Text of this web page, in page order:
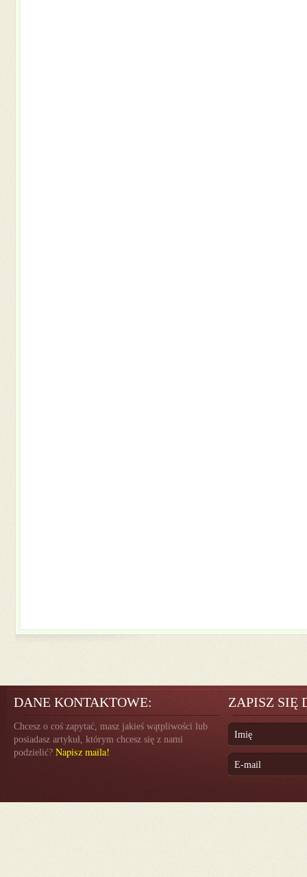
DANE KONTAKTOWE:
Chcesz o coś zapytać, masz jakieś wątpliwości lub
posiadasz artykuł, którym chcesz się z nami
podzielić? Napisz maila!
ZAPISZ SIĘ